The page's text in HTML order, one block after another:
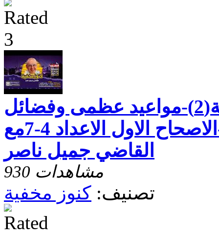
رسالة بطرس الثانية(2)-مواعيد عظمى وفضائل
للحياة العملية-الاصحاح الاول الاعداد 4-7مع
القاضي جميل ناصر
930 مشاهدات
تصنيف: كنوز مخفية